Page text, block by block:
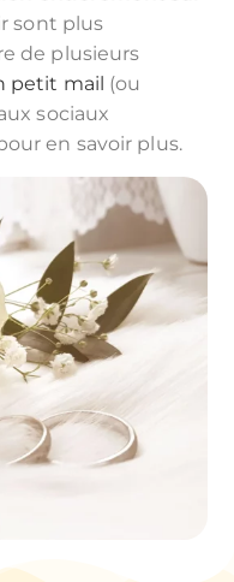
sont plus
de plusieurs
petit mail (ou
sociaux
en savoir plus.